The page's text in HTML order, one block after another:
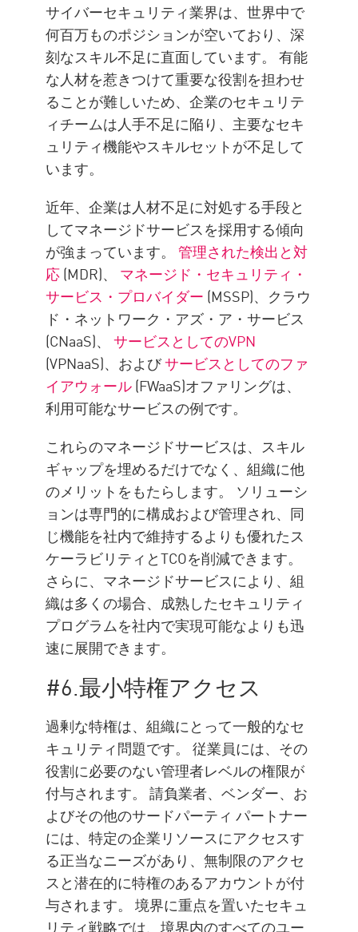
サイバーセキュリティ業界は、世界中で
何百万ものポジションが空いており、深
刻なスキル不足に直面しています。 有能
な人材を惹きつけて重要な役割を担わせ
ることが難しいため、企業のセキュリテ
ィチームは人手不足に陥り、主要なセキ
ュリティ機能やスキルセットが不足して
います。
近年、企業は人材不足に対処する手段と
してマネージドサービスを採用する傾向
が強まっています。管理された検出と対
応(MDR)、 マネージド・セキュリティ・
サービス・プロバイダー (MSSP)、クラウ
ド・ネットワーク・アズ・ア・サービス
(CNaaS)、サービスとしてのVPN
(VPNaaS)、およびサービスとしてのファ
イアウォール(FWaaS)オファリングは、
利用可能なサービスの例です。
これらのマネージドサービスは、スキル
ギャップを埋めるだけでなく、組織に他
のメリットをもたらします。 ソリューシ
ョンは専門的に構成および管理され、同
じ機能を社内で維持するよりも優れたス
ケーラビリティとTCOを削減できます。
さらに、マネージドサービスにより、組
織は多くの場合、成熟したセキュリティ
プログラムを社内で実現可能なよりも迅
速に展開できます。
#6.最小特権アクセス
過剰な特権は、組織にとって一般的なセ
キュリティ問題です。 従業員には、その
役割に必要のない管理者レベルの権限が
付与されます。 請負業者、ベンダー、お
よびその他のサードパーティ パートナー
には、特定の企業リソースにアクセスす
る正当なニーズがあり、無制限のアクセ
スと潜在的に特権のあるアカウントが付
与されます。 境界に重点を置いたセキュ
リティ戦略では、境界内のすべてのユー